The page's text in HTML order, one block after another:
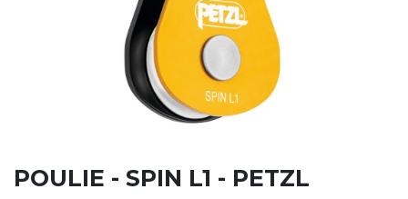
POULIE - SPIN L1 - PETZL